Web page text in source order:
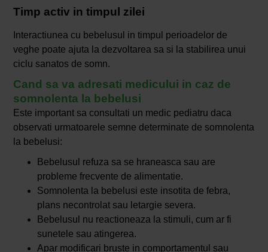
Timp activ in timpul zilei
Interactiunea cu bebelusul in timpul perioadelor de
veghe poate ajuta la dezvoltarea sa si la stabilirea unui
ciclu sanatos de somn.
Cand sa va adresati medicului in caz de
somnolenta la bebelusi
Este important sa consultati un medic pediatru daca
observati urmatoarele semne determinate de somnolenta
la bebelusi:
Bebelusul refuza sa se hraneasca sau are
probleme frecvente de alimentatie.
Somnolenta la bebelusi este insotita de febra,
plans necontrolat sau letargie severa.
Bebelusul nu reactioneaza la stimuli, cum ar fi
sunetele sau atingerea.
Apar modificari bruste in comportamentul sau